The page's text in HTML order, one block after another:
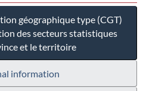
géographique type (CGT)
des secteurs statistiques
et le territoire
information